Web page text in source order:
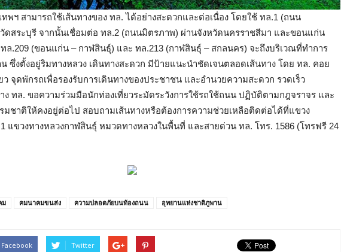
ทพฯ สามารถใช้เส้นทางของ ทล. ได้อย่างสะดวกและต่อเนื่อง โดยใช้ ทล.1 (ถนน
ดสระบุรี จากนั้นเชื่อมต่อ ทล.2 (ถนนมิตรภาพ) ผ่านจังหวัดนครราชสีมา และขอนแก่น
ล.209 (ขอนแก่น – กาฬสินธุ์) และ ทล.213 (กาฬสินธุ์ – สกลนคร) จะถึงบริเวณที่ทำการ
ซึ่งตั้งอยู่ริมทางหลวง เดินทางสะดวก มีป้ายแนะนำชัดเจนตลอดเส้นทาง โดย ทล. คอย
จุดพักรถเพื่อรองรับการเดินทางของประชาชน และอำนวยความสะดวก รวดเร็ว
ทล. ขอความร่วมมือนักท่องเที่ยวระมัดระวังการใช้รถใช้ถนน ปฏิบัติตามกฎจราจร และ
มชาติให้คงอยู่ต่อไป สอบถามเส้นทางหรือต้องการความช่วยเหลือติดต่อได้ที่แขวง
แขวงทางหลวงกาฬสินธุ์ หมวดทางหลวงในพื้นที่ และสายด่วน ทล. โทร. 1586 (โทรฟรี 24
ม คมนาคมขนส่ง ความปลอดภัยบนท้องถนน อุทยานแห่งชาติภูพาน
Facebook Twitter